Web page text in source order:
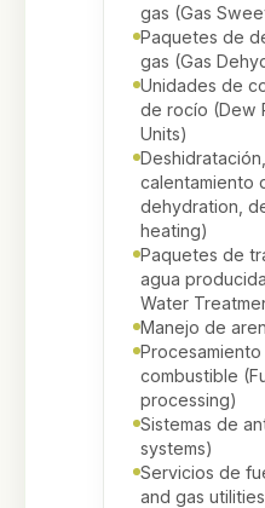
gas (Gas
Paquetes de
gas (Gas
Unidades de
de rocío (Dew
Units)
calentamiento
dehydration,
heating)
Paquetes de
agua
Water
Manejo de
combustible
processing)
Sistemas de
systems)
Servicios de
and gas